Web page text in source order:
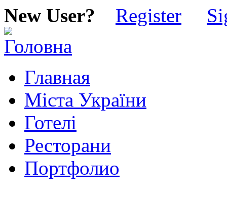
New User? Register
Главная
Міста України
Готелі
Ресторани
Портфолио